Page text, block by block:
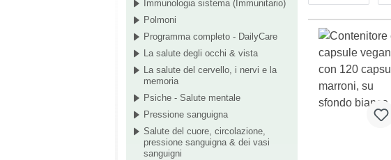
Immunologia sistema (Immunitario)
Polmoni
Programma completo - DailyCare
La salute degli occhi & vista
La salute del cervello, i nervi e la
memoria
Psiche - Salute mentale
Pressione sanguigna
Salute del cuore, circolazione,
pressione sanguigna & dei vasi
sanguigni